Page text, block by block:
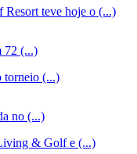
teve hoje o (...)
72 (...)
torneio (...)
no (...)
& Golf e (...)